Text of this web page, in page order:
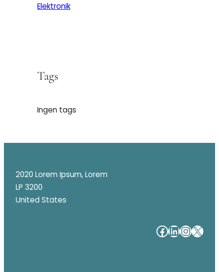
Elektronik
Tags
Ingen tags
2020 Lorem Ipsum, Lorem
LP 3200
United States
####